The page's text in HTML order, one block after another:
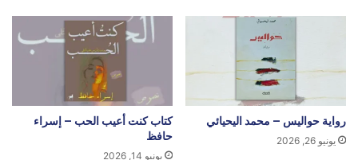
رواية حواليس – محمد اليحيائي
يونيو 26, 2026
كتاب كنت أعيب الحب – إسراء
حافظ
يونيو 14, 2026